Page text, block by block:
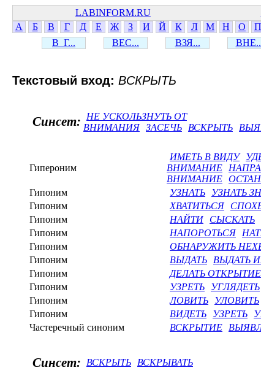
LABINFORM.RU
А
Б В Г Д Е Ж З И Й К Л М Н О П
В_Г...
ВЕС... ВЗЯ...
Текстовый вход: ВСКРЫТЬ
Синсет:
НЕ УСКОЛЬЗНУТЬ ОТ
ВНИМАНИЯ ЗАСЕЧЬ ВСКРЫТЬ
Гипероним
ИМЕТЬ В ВИДУ
ВНИМАНИЕ
ВНИМАНИЕ
Гипоним
УЗНАТЬ УЗНАТЬ
Гипоним
ХВАТИТЬСЯ
Гипоним
НАЙТИ СЫСКАТЬ
Гипоним
НАПОРОТЬСЯ
Гипоним
ОБНАРУЖИТЬ
Гипоним
ВЫДАТЬ ВЫДАТЬ
Гипоним
ДЕЛАТЬ ОТКРЫТИЕ
Гипоним
УЗРЕТЬ УГЛЯДЕТЬ
Гипоним
ЛОВИТЬ УЛОВИТЬ
Гипоним
ВИДЕТЬ УЗРЕТЬ
Частеречный синоним
ВСКРЫТИЕ
Синсет: ВСКРЫТЬ ВСКРЫВАТЬ